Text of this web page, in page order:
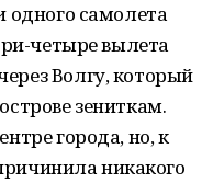
одного самолета
четыре вылета
Волгу, который
зениткам.
города, но, к
никакого